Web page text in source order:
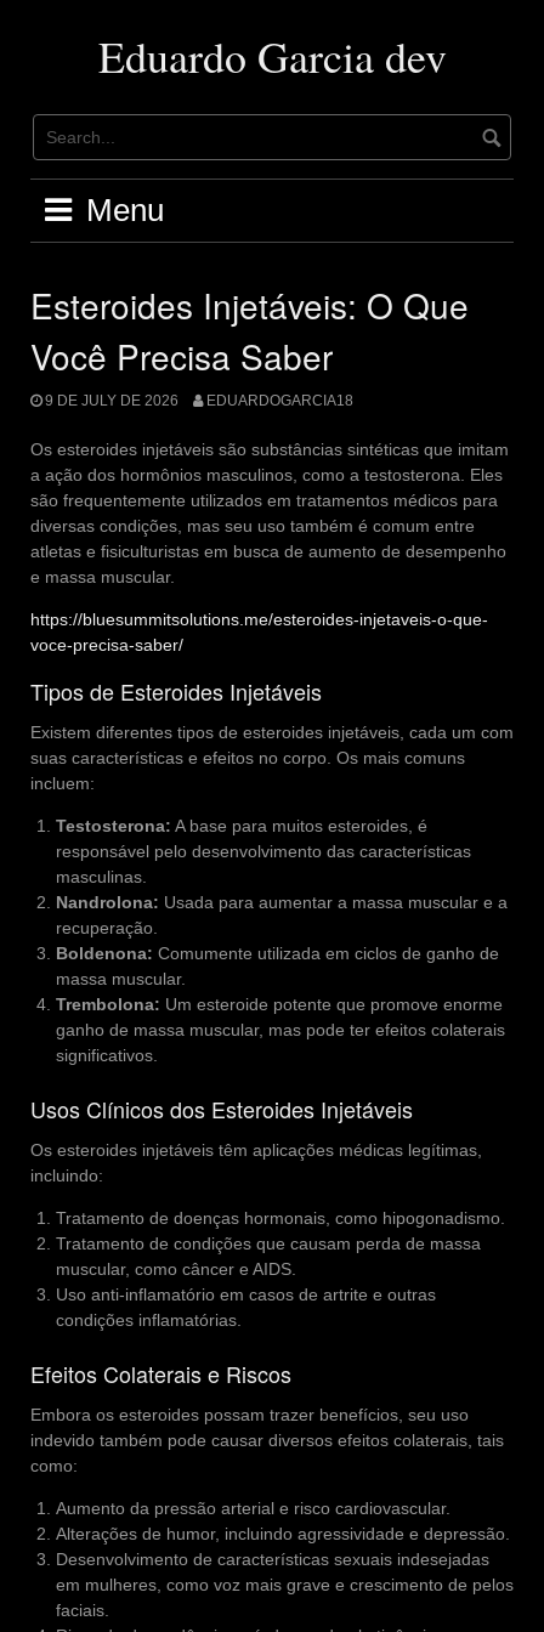
Eduardo Garcia dev
Menu
Esteroides Injetáveis: O Que
Você Precisa Saber
9 DE JULY DE 2026 EDUARDOGARCIA18
Os esteroides injetáveis são substâncias sintéticas que imitam
a ação dos hormônios masculinos, como a testosterona. Eles
são frequentemente utilizados em tratamentos médicos para
diversas condições, mas seu uso também é comum entre
atletas e fisiculturistas em busca de aumento de desempenho
e massa muscular.
https://bluesummitsolutions.me/esteroides-injetaveis-o-que-
voce-precisa-saber/
Tipos de Esteroides Injetáveis
Existem diferentes tipos de esteroides injetáveis, cada um com
suas características e efeitos no corpo. Os mais comuns
incluem:
Testosterona: A base para muitos esteroides, é
responsável pelo desenvolvimento das características
masculinas.
Nandrolona: Usada para aumentar a massa muscular e a
recuperação.
Boldenona: Comumente utilizada em ciclos de ganho de
massa muscular.
Trembolona: Um esteroide potente que promove enorme
ganho de massa muscular, mas pode ter efeitos colaterais
significativos.
Usos Clínicos dos Esteroides Injetáveis
Os esteroides injetáveis têm aplicações médicas legítimas,
incluindo:
Tratamento de doenças hormonais, como hipogonadismo.
Tratamento de condições que causam perda de massa
muscular, como câncer e AIDS.
Uso anti-inflamatório em casos de artrite e outras
condições inflamatórias.
Efeitos Colaterais e Riscos
Embora os esteroides possam trazer benefícios, seu uso
indevido também pode causar diversos efeitos colaterais, tais
como:
Aumento da pressão arterial e risco cardiovascular.
Alterações de humor, incluindo agressividade e depressão.
Desenvolvimento de características sexuais indesejadas
em mulheres, como voz mais grave e crescimento de pelos
faciais.